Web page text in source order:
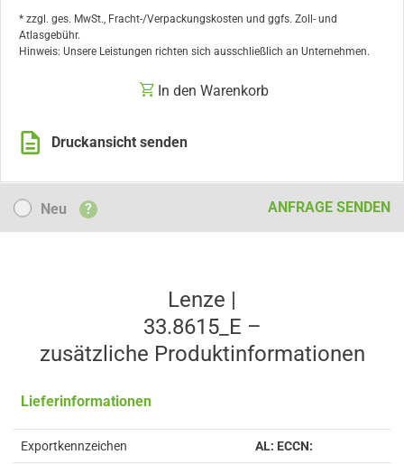
* zzgl. ges. MwSt., Fracht-/Verpackungskosten und ggfs. Zoll- und
Atlasgebühr.
Hinweis: Unsere Leistungen richten sich ausschließlich an Unternehmen.
In den Warenkorb
Druckansicht senden
NeuNeu ? ANFRAGE SENDEN
Lenze |
33.8615_E –
zusätzliche Produkt­informationen
Lieferinformationen
Exportkennzeichen AL: ECCN: